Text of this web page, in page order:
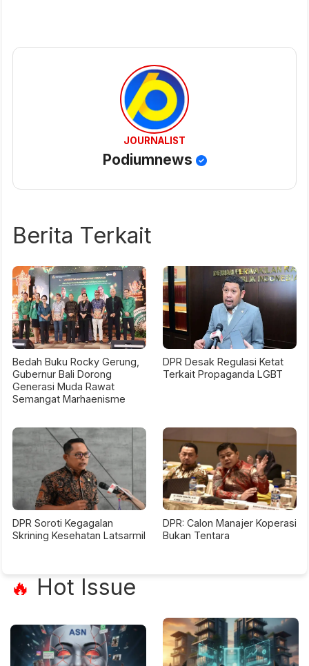
JOURNALIST
Podiumnews
Berita Terkait
Bedah Buku Rocky Gerung,
Gubernur Bali Dorong
Generasi Muda Rawat
Semangat Marhaenisme
DPR Desak Regulasi Ketat
Terkait Propaganda LGBT
DPR Soroti Kegagalan
Skrining Kesehatan Latsarmil
DPR: Calon Manajer Koperasi
Bukan Tentara
🔥 Hot Issue